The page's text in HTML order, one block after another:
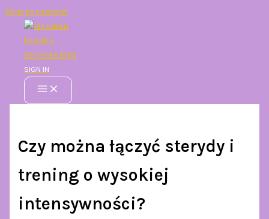
Skip to content
SIGN IN
Czy można łączyć sterydy i
trening o wysokiej
intensywności?